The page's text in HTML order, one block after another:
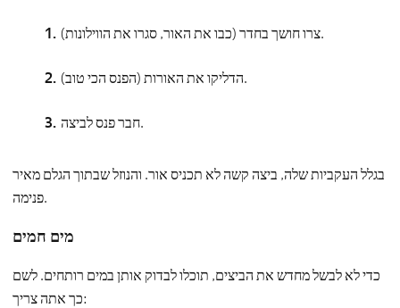
צרו חושך בחדר (כבו את האור, סגרו את הווילונות).
הדליקו את האורות (הפנס הכי טוב).
חבר פנס לביצה.
בגלל העקביות שלה, ביצה קשה לא תכניס אור. והנוזל שבתוך הגלם מאיר
פנימה.
מים חמים
כדי לא לבשל מחדש את הביצים, תוכלו לבדוק אותן במים רותחים. לשם
כך אתה צריך: